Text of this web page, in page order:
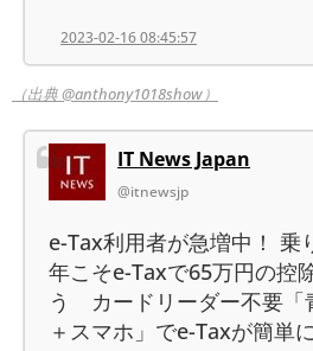
2023-02-16 08:45:57
（出典 @anthony1018show）
IT News Japan
@itnewsjp
e-Tax利用者が急増中！ 乗
年こそe-Taxで65万円の控
う カードリーダー不要「
＋スマホ」でe-Taxが簡単